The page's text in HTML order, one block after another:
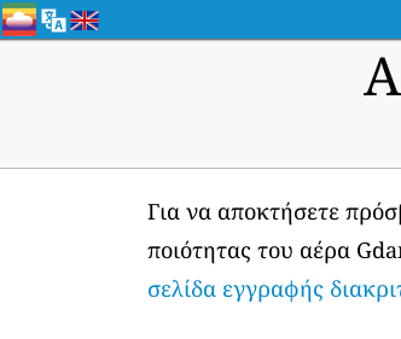
Για να αποκτήσετε
ποιότητας του αέρα
σελίδα εγγραφής